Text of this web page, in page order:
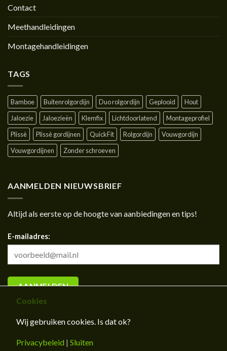
Contact
Meethandleidingen
Montagehandleidingen
TAGS
Bamboe Buitenrolgordijn Duo rolgordijn Geplooid
Hout
Jaloezie
Jaloezieën Klemfix Lichtdoorlatend
Montageprofiel
Plissè
Plissè gordijnen QuickFit Rolgordijn
Vouwgordijn
Vouwgordijnen
Zonder schroeven
AANMELDEN NIEUWSBRIEF
Altijd als eerste op de hoogte van aanbiedingen en tips!
E-mailadres:
Cookies
Wij gebruiken cookies. Is dat ok?
Privacybeleid | Sluiten